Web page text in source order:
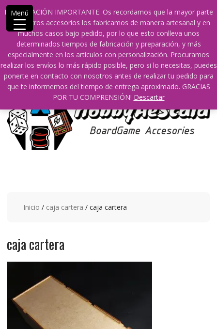
INFORMACIÓN IMPORTANTE. Os recordamos que la mayor parte
de nuestros accesorios los fabricamos de manera artesanal y en
muchos casos bajo pedido, por lo que esto conlleva unos
determinados tiempos de fabricación y preparación, y más
especialmente en los artículos con personalización. Procuramos
realizar los envíos lo más rápido posible, pero si lo necesitas, puedes
ponerte en contacto con nosotros antes de realizar tu pedido para
que te informemos del tiempo de entrega aproximado. GRACIAS
POR TU COMPRENSIÓN! Descartar
Saltar
contenido
609241475 SOLO DE 10:00 a 14:00
info@hobbyaescala.com
San Fernando de Henares
10:00 - 14:00
Mi cuenta
0 0
Inicio / caja cartera / caja cartera
caja cartera
Menú